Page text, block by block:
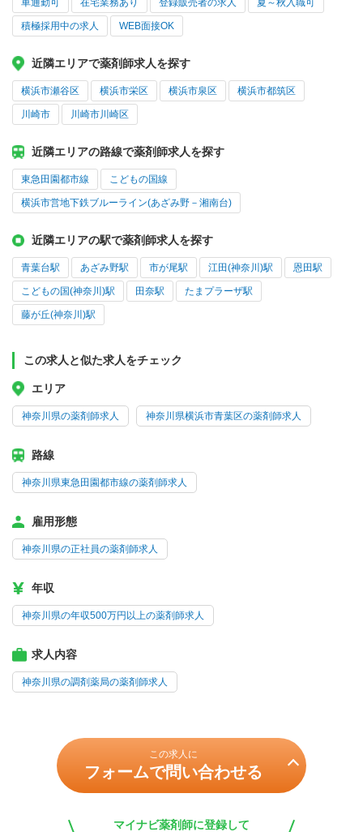
車通勤可 在宅業務あり 登録販売者の求人 夏～秋入職可
積極採用中の求人 WEB面接OK
近隣エリアで薬剤師求人を探す
横浜市瀬谷区 横浜市栄区 横浜市泉区 横浜市都筑区
川崎市 川崎市川崎区
近隣エリアの路線で薬剤師求人を探す
東急田園都市線 こどもの国線
横浜市営地下鉄ブルーライン(あざみ野－湘南台)
近隣エリアの駅で薬剤師求人を探す
青葉台駅 あざみ野駅 市が尾駅 江田(神奈川)駅 恩田駅
こどもの国(神奈川)駅 田奈駅 たまプラーザ駅
藤が丘(神奈川)駅
この求人と似た求人をチェック
エリア
神奈川県の薬剤師求人 神奈川県横浜市青葉区の薬剤師求人
路線
神奈川県東急田園都市線の薬剤師求人
雇用形態
神奈川県の正社員の薬剤師求人
年収
神奈川県の年収500万円以上の薬剤師求人
求人内容
神奈川県の調剤薬局の薬剤師求人
この求人に
フォームで問い合わせる
マイナビ薬剤師に登録して